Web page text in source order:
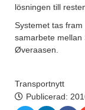
lösningen till
Systemet tas fram
samarbete mellan
Øveraasen.
Transportnytt
Publicerad: